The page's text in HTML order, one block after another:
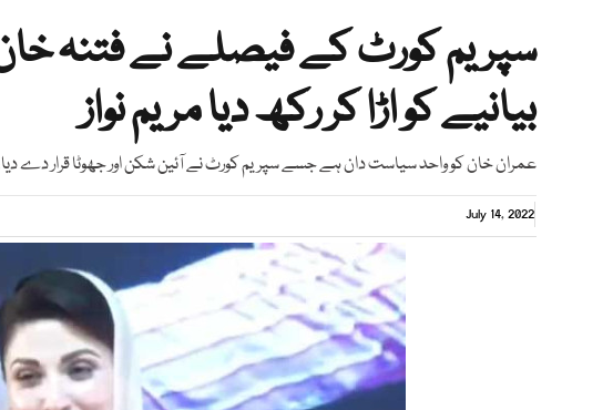
سپریم کورٹ کے فیصلے نے فتنہ
بیانیے کو اڑا کر رکھ دیا مریم نواز
عمران خان کو واحد سیاست دان ہے جسے سپریم کورٹ نے آئین شکن اور جھوٹا قرار دے دیا،
July 14, 2022